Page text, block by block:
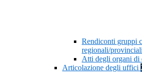
Rendiconti gruppi
regionali/provinciali
Atti degli organi di
Articolazione degli uffici